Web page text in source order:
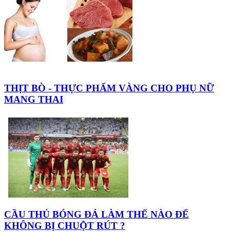
THỊT BÒ - THỰC PHẨM VÀNG CHO PHỤ NỮ
MANG THAI
CẦU THỦ BÓNG ĐÁ LÀM THẾ NÀO ĐỂ
KHÔNG BỊ CHUỘT RÚT ?